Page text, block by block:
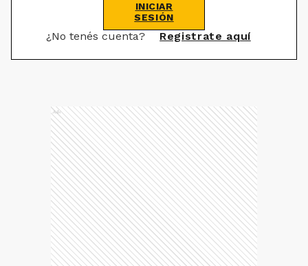
INICIAR
SESIÓN
¿No tenés cuenta? Registrate aquí
Ads